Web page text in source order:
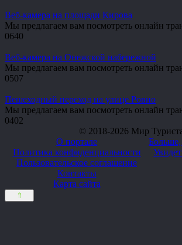
Веб-камера на площади Кирова
Мы предлагаем вам посмотреть онлайн
0640
Веб-камера на Онежской набережной
Мы предлагаем вам посмотреть онлайн
0507
Пешеходный переход на улице Ровио
Мы предлагаем вам посмотреть онлайн
0402
© 2018-2026 Мир
О портале
Политика конфиденциальности
Пользовательское соглашение
Контакты
Карта сайта